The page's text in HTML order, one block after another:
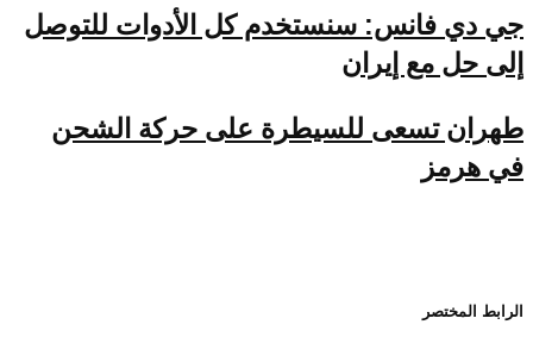
جي دي فانس: سنستخدم كل الأدوات للتوصل
إلى حل مع إيران
طهران تسعى للسيطرة على حركة الشحن
في هرمز
الرابط المختصر